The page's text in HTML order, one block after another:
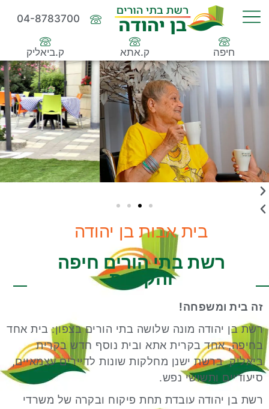
04-8783700
חיפה ק.אתא ק.ביאליק
בית אבות בן יהודה
רשת בתי הורים חיפה
והקריות
זה בית ומשפחה!
רשת בן יהודה מונה שלושה בתי הורים בצפון: בית אחד
בחיפה, אחד בקרית אתא ובית נוסף חדש בקרית
ביאליק. ברשת ישנן מחלקות שונות לדיירים עצמאיים,
סיעודיים ותשושי נפש.
רשת בן יהודה עובדת תחת פיקוח ובקרה של משרדי